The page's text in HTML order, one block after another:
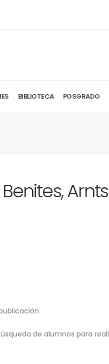
BIBLIOTECA POSGRADO
de alumnos para